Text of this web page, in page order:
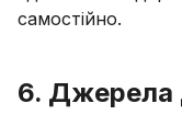
самостійно.
6. Джерела